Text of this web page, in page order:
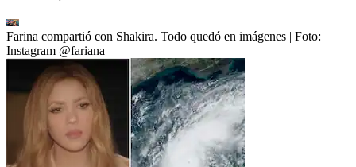
Farina compartió con Shakira. Todo quedó en imágenes | Foto:
Instagram @fariana